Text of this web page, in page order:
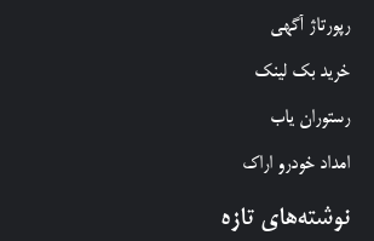
رپورتاژ آگهی
خرید بک لینک
رستوران یاب
امداد خودرو اراک
نوشته‌های تازه